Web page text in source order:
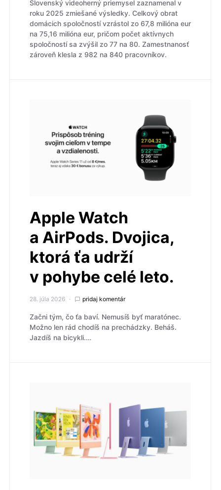
Slovenský videoherný priemysel zaznamenal v
roku 2025 zmiešané výsledky. Celkový obrat
domácich spoločností vzrástol zo 67,8 milióna eur
na 75,16 milióna eur, pričom počet aktívnych
spoločností sa zvýšil zo 77 na 80. Zamestnanosť
zároveň klesla z 982 na 840 pracovníkov.
Apple Watch
a AirPods. Dvojica,
ktorá ťa udrží
v pohybe celé leto.
28. júla 2026 pridaj komentár
Začni tým, čo ťa baví. Nemusíš byť maratónec.
Možno len rád chodíš na prechádzky. Beháš.
Jazdíš na bicykli.…